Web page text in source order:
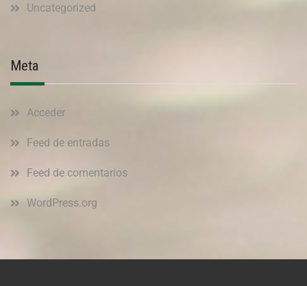
Uncategorized
Meta
Acceder
Feed de entradas
Feed de comentarios
WordPress.org